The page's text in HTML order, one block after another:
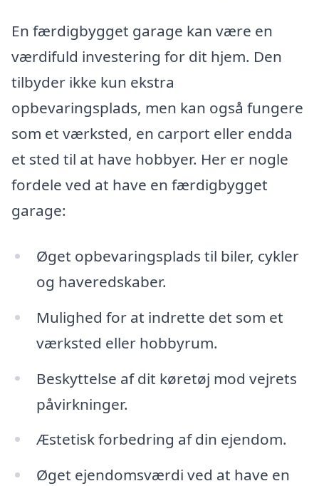
En færdigbygget garage kan være en
værdifuld investering for dit hjem. Den
tilbyder ikke kun ekstra
opbevaringsplads, men kan også fungere
som et værksted, en carport eller endda
et sted til at have hobbyer. Her er nogle
fordele ved at have en færdigbygget
garage:
Øget opbevaringsplads til biler, cykler
og haveredskaber.
Mulighed for at indrette det som et
værksted eller hobbyrum.
Beskyttelse af dit køretøj mod vejrets
påvirkninger.
Æstetisk forbedring af din ejendom.
Øget ejendomsværdi ved at have en